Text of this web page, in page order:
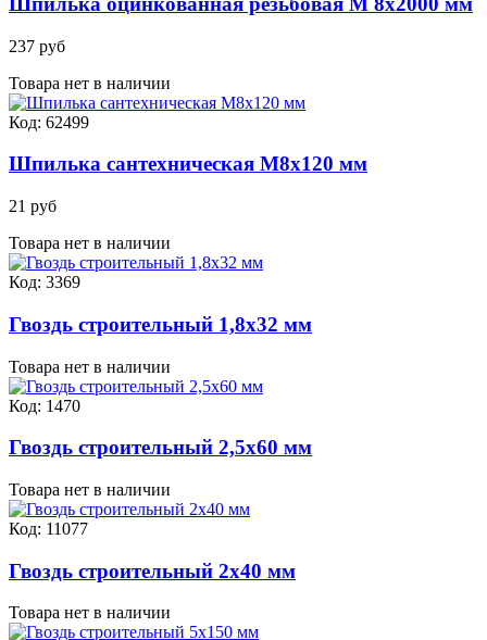
237 руб
Товара нет в наличии
Код: 62499
Шпилька сантехническая М8х120 мм
21 руб
Товара нет в наличии
Код: 3369
Гвоздь строительный 1,8х32 мм
Товара нет в наличии
Код: 1470
Гвоздь строительный 2,5х60 мм
Товара нет в наличии
Код: 11077
Гвоздь строительный 2х40 мм
Товара нет в наличии